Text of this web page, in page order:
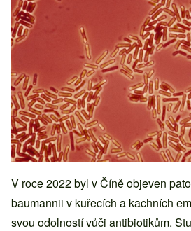
V roce 2022 byl v Číně objeven
baumannii v kuřecích a kachních
svou odolností vůči antibiotikům.